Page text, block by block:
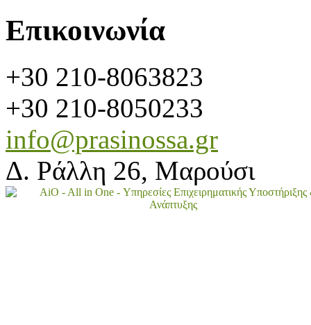
Επικοινωνία
+30 210-8063823
+30 210-8050233
info@prasinossa.gr
Δ. Ράλλη 26, Μαρούσι